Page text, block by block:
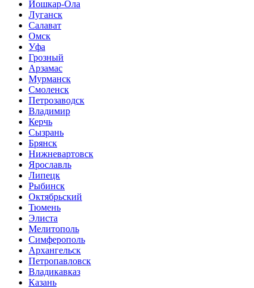
Йошкар-Ола
Луганск
Салават
Омск
Уфа
Грозный
Арзамас
Мурманск
Смоленск
Петрозаводск
Владимир
Керчь
Сызрань
Брянск
Нижневартовск
Ярославль
Липецк
Рыбинск
Октябрьский
Тюмень
Элиста
Мелитополь
Симферополь
Архангельск
Петропавловск
Владикавказ
Казань